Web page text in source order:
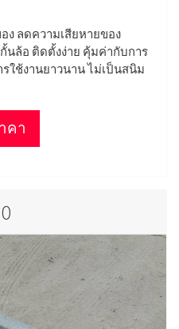
ลดความเสียหายของ
นล้อ ติดตั้งง่าย คุ้มค่ากับการ
ใช้งานยาวนาน ไม่เป็นสนิม
คา